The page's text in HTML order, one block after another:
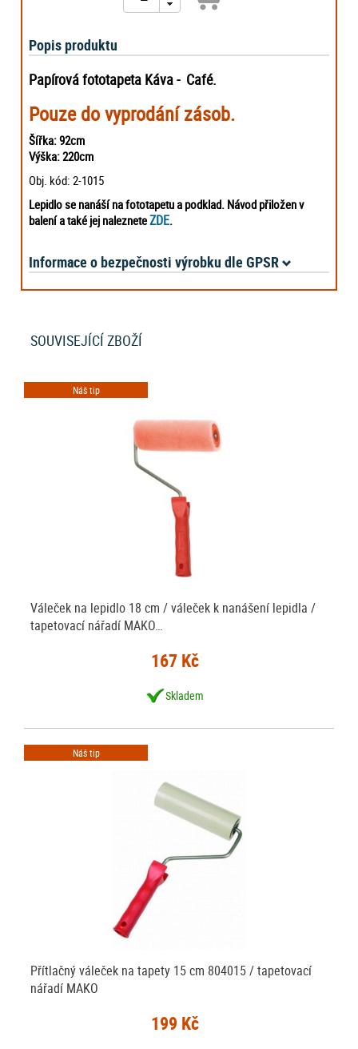
Popis produktu
Papírová fototapeta Káva - Café.
Pouze do vyprodání zásob.
Šířka: 92cm
Výška: 220cm
Obj. kód: 2-1015
Lepidlo se nanáší na fototapetu a podklad. Návod přiložen v
balení a také jej nalezneteZDE.
Informace o bezpečnosti výrobku dle GPSR
SOUVISEJÍCÍ ZBOŽÍ
Náš tip
Váleček na lepidlo 18 cm / váleček k nanášení lepidla /
tapetovací nářadí MAKO…
167 Kč
Skladem
Náš tip
Přítlačný váleček na tapety 15 cm 804015 / tapetovací
nářadí MAKO
199 Kč